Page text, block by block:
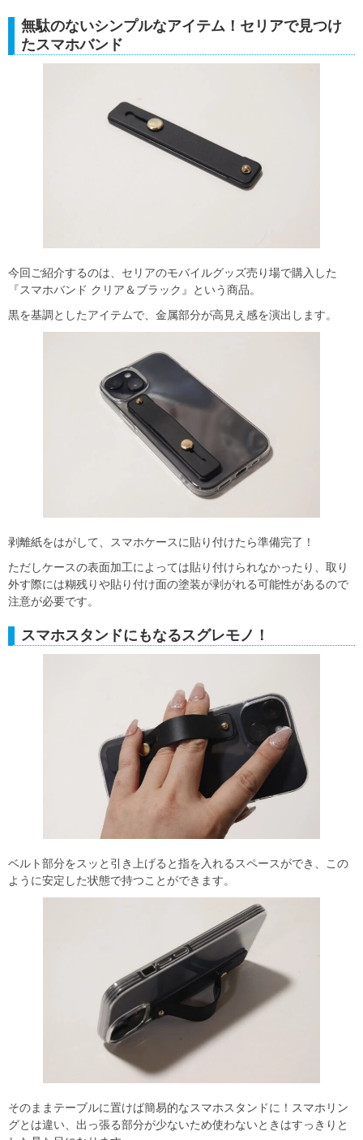
無駄のないシンプルなアイテム！セリアで見つけ
たスマホバンド
今回ご紹介するのは、セリアのモバイルグッズ売り場で購入した
『スマホバンド クリア＆ブラック』という商品。
黒を基調としたアイテムで、金属部分が高見え感を演出します。
剥離紙をはがして、スマホケースに貼り付けたら準備完了！
ただしケースの表面加工によっては貼り付けられなかったり、取り
外す際には糊残りや貼り付け面の塗装が剥がれる可能性があるので
注意が必要です。
スマホスタンドにもなるスグレモノ！
ベルト部分をスッと引き上げると指を入れるスペースができ、この
ように安定した状態で持つことができます。
そのままテーブルに置けば簡易的なスマホスタンドに！スマホリン
グとは違い、出っ張る部分が少ないため使わないときはすっきりと